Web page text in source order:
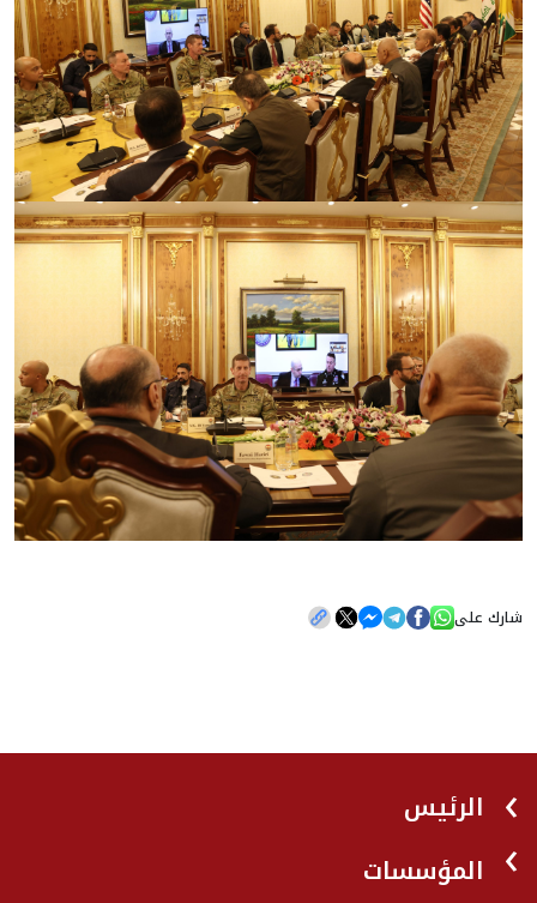
شارك على
الرئيس
المؤسسات